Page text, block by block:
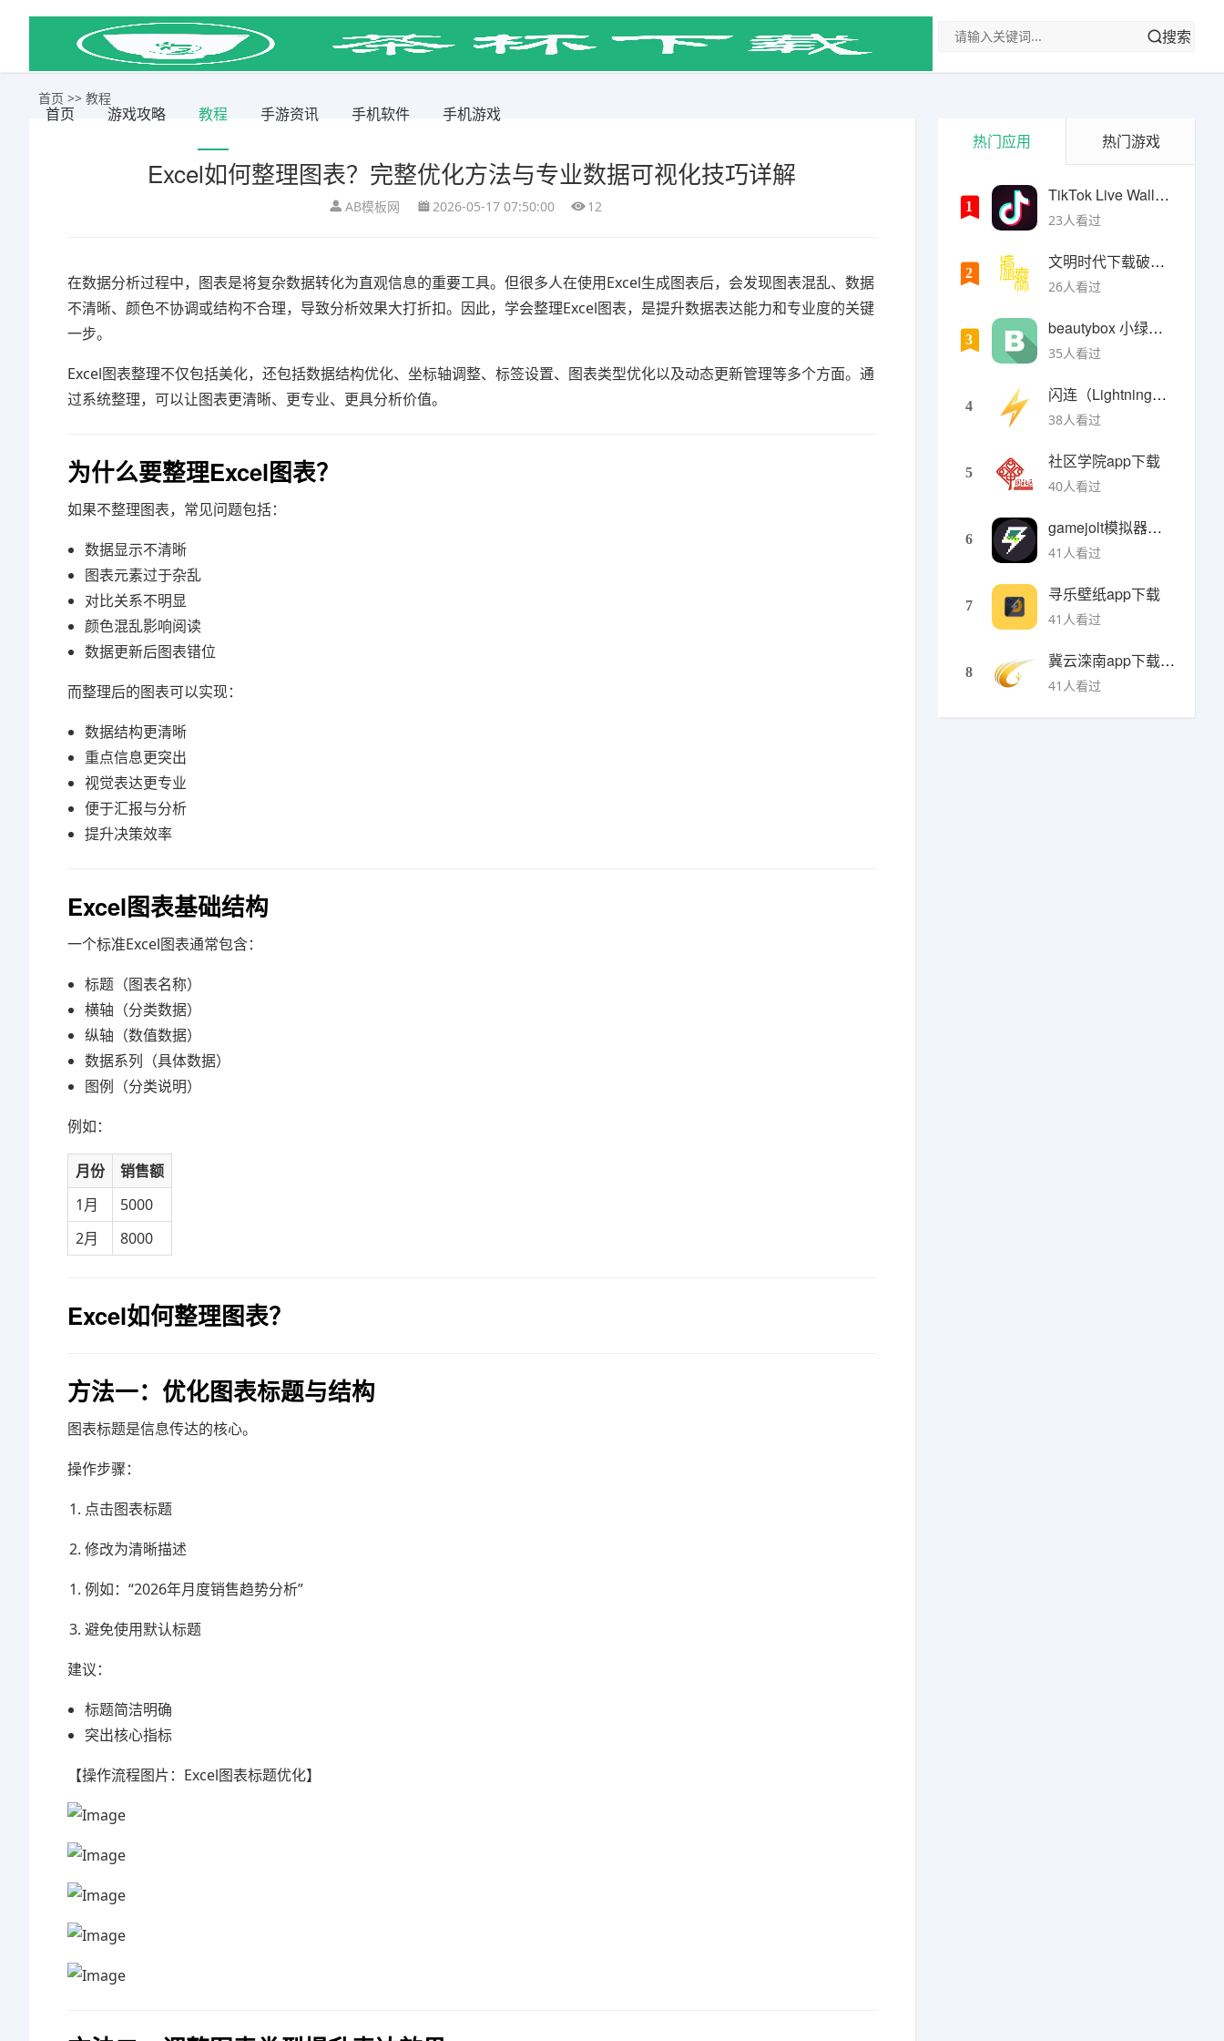
首页 游戏攻略 教程 手游资讯 手机软件 手机游戏
搜索
首页 >> 教程
Excel如何整理图表？完整优化方法与专业数据可视化技巧详解
AB模板网 2026-05-17 07:50:00 12
在数据分析过程中，图表是将复杂数据转化为直观信息的重要工具。但很多人在使用Excel生成图表后，会发现图表混乱、数据
不清晰、颜色不协调或结构不合理，导致分析效果大打折扣。因此，学会整理Excel图表，是提升数据表达能力和专业度的关键
一步。
Excel图表整理不仅包括美化，还包括数据结构优化、坐标轴调整、标签设置、图表类型优化以及动态更新管理等多个方面。通
过系统整理，可以让图表更清晰、更专业、更具分析价值。
为什么要整理Excel图表？
如果不整理图表，常见问题包括：
数据显示不清晰
图表元素过于杂乱
对比关系不明显
颜色混乱影响阅读
数据更新后图表错位
而整理后的图表可以实现：
数据结构更清晰
重点信息更突出
视觉表达更专业
便于汇报与分析
提升决策效率
Excel图表基础结构
一个标准Excel图表通常包含：
标题（图表名称）
横轴（分类数据）
纵轴（数值数据）
数据系列（具体数据）
图例（分类说明）
例如：
月份
销售额
1月
5000
2月
8000
Excel如何整理图表？
方法一：优化图表标题与结构
图表标题是信息传达的核心。
操作步骤：
点击图表标题
修改为清晰描述
例如：“2026年月度销售趋势分析”
避免使用默认标题
建议：
标题简洁明确
突出核心指标
【操作流程图片：Excel图表标题优化】
热门应用 热门游戏
1
TikTok Live Wallpaper
23人看过
2
文明时代下载破解版无限金币最新版
26人看过
3
beautybox 小绿盒正版最新免费下载
35人看过
4
闪连（LightningX）加速器app
38人看过
5
社区学院app下载
40人看过
6
gamejolt模拟器下载
41人看过
7
寻乐壁纸app下载
41人看过
8
冀云滦南app下载安装
41人看过